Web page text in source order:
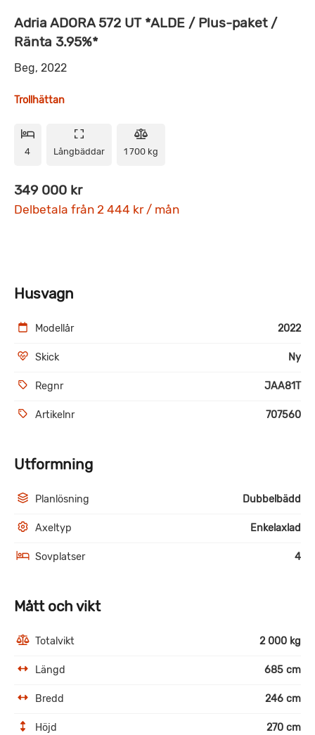
Adria ADORA 572 UT *ALDE / Plus-paket /
Ränta 3.95%*
Beg, 2022
Trollhättan
4 Långbäddar 1 700 kg
349 000 kr
Delbetala från 2 444 kr / mån
Husvagn
Modellår 2022
Skick Ny
Regnr JAA81T
Artikelnr 707560
Utformning
Planlösning Dubbelbädd
Axeltyp Enkelaxlad
Sovplatser 4
Mått och vikt
Totalvikt 2 000 kg
Längd 685 cm
Bredd 246 cm
Höjd 270 cm